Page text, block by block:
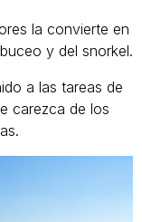
la convierte en
y del snorkel.
a las tareas de
carezca de los